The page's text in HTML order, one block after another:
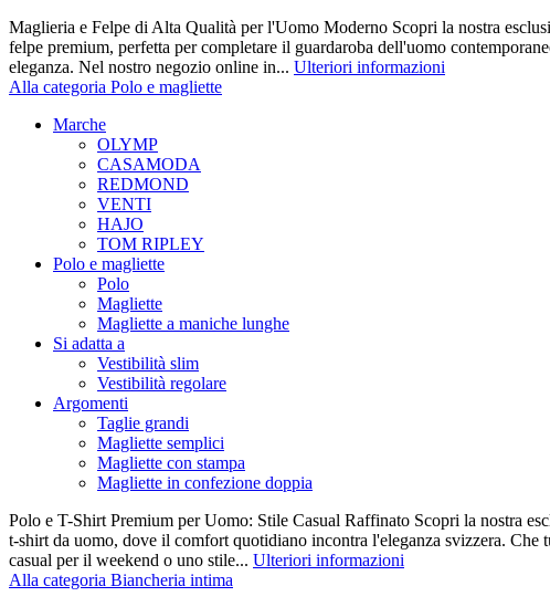
Maglieria e Felpe di Alta Qualità per l'Uomo Moderno Scopri la nostra
felpe premium, perfetta per completare il guardaroba dell'uomo
eleganza. Nel nostro negozio online in... Ulteriori informazioni
Alla categoria Polo e magliette
Marche
OLYMP
CASAMODA
REDMOND
VENTI
HAJO
TOM RIPLEY
Polo e magliette
Polo
Magliette
Magliette a maniche lunghe
Si adatta a
Vestibilità slim
Vestibilità regolare
Argomenti
Taglie grandi
Magliette semplici
Magliette con stampa
Magliette in confezione doppia
Polo e T-Shirt Premium per Uomo: Stile Casual Raffinato Scopri la nostra
t-shirt da uomo, dove il comfort quotidiano incontra l'eleganza svizzera. Che
casual per il weekend o uno stile... Ulteriori informazioni
Alla categoria Biancheria intima